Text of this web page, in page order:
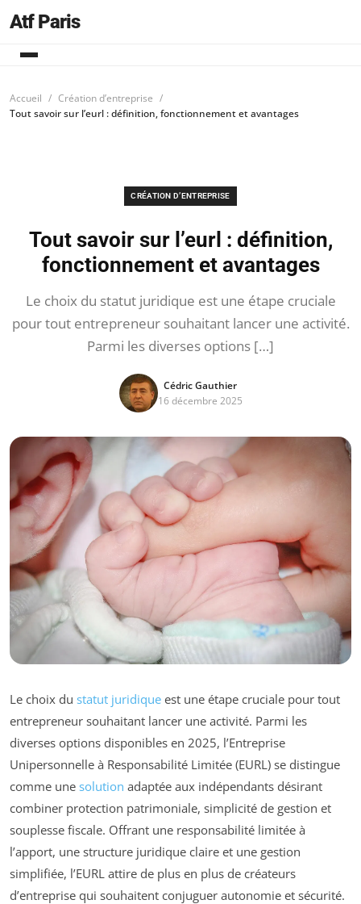
Atf Paris
Accueil
Création d’entreprise
Tout savoir sur l’eurl : définition, fonctionnement et avantages
CRÉATION D’ENTREPRISE
Tout savoir sur l’eurl : définition,
fonctionnement et avantages
Le choix du statut juridique est une étape cruciale
pour tout entrepreneur souhaitant lancer une activité.
Parmi les diverses options […]
Cédric Gauthier
16 décembre 2025
Le choix du statut juridique est une étape cruciale pour tout
entrepreneur souhaitant lancer une activité. Parmi les
diverses options disponibles en 2025, l’Entreprise
Unipersonnelle à Responsabilité Limitée (EURL) se distingue
comme une solution adaptée aux indépendants désirant
combiner protection patrimoniale, simplicité de gestion et
souplesse fiscale. Offrant une responsabilité limitée à
l’apport, une structure juridique claire et une gestion
simplifiée, l’EURL attire de plus en plus de créateurs
d’entreprise qui souhaitent conjuguer autonomie et sécurité.